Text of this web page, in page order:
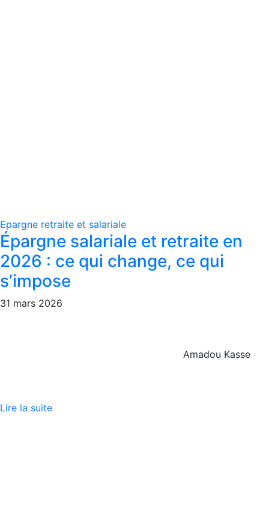
Epargne retraite et salariale
Épargne salariale et retraite en
2026 : ce qui change, ce qui
s’impose
31 mars 2026
Amadou Kasse
Lire la suite